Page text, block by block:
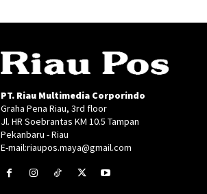
PT. Riau Multimedia Corporindo
Graha Pena Riau, 3rd floor
Jl. HR Soebrantas KM 10.5 Tampan
Pekanbaru - Riau
E-mail:riaupos.maya@gmail.com